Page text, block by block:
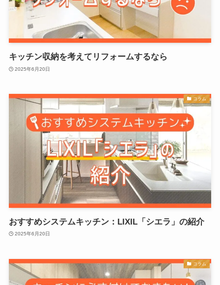
キッチン収納を考えてリフォームするなら
2025年6月20日
コラム
おすすめシステムキッチン：LIXIL「シエラ」の紹介
2025年6月20日
コラム